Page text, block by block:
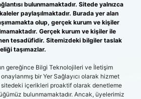
bulunmamaktadır. Sitede yalnızca
paylaşılmaktadır. Burada yer alan
olup, gerçek kurum ve kişiler
Gerçek kurum ve kişiler ile
tesadüfidir. Sitemizdeki bilgiler taslak
taşımazlar.
gereğince Bilgi Teknolojileri ve İletişim
bir Yer Sağlayıcı olarak hizmet
içerikleri proaktif olarak denetleme
bulunmamaktadır. Ancak, üyelerimiz